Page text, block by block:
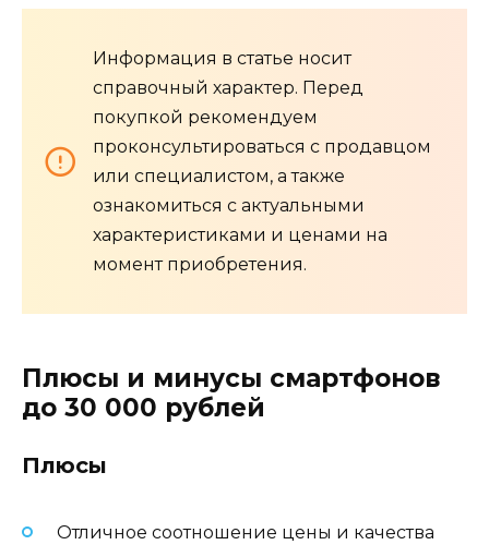
Информация в статье носит
справочный характер. Перед
покупкой рекомендуем
проконсультироваться с продавцом
или специалистом, а также
ознакомиться с актуальными
характеристиками и ценами на
момент приобретения.
Плюсы и минусы смартфонов
до 30 000 рублей
Плюсы
Отличное соотношение цены и качества